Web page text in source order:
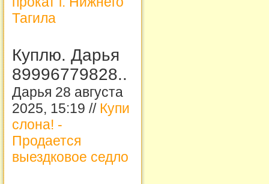
Тагила
Куплю. Дарья
89996779828..
Дарья 28 августа
2025, 15:19 // Купи
слона! -
Продается
выездковое седло